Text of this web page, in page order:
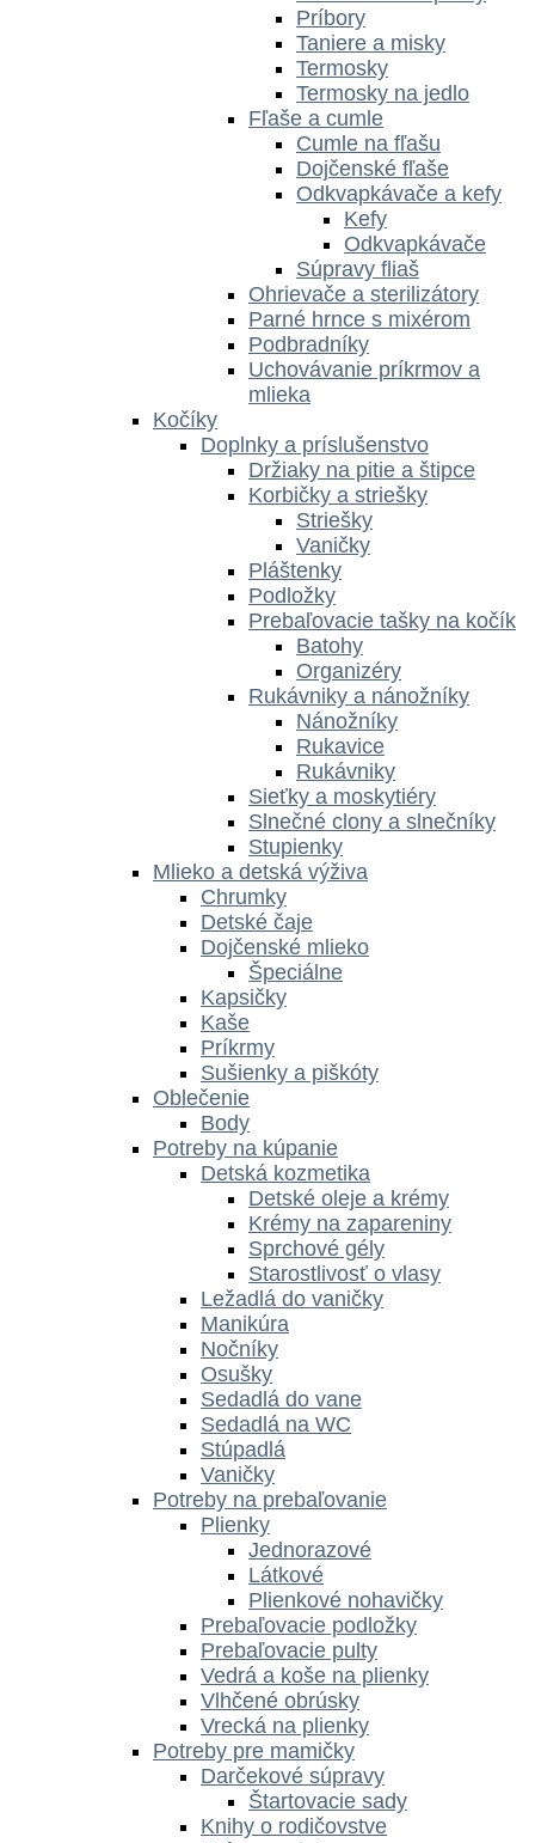
Príbory
Taniere a misky
Termosky
Termosky na jedlo
Fľaše a cumle
Cumle na fľašu
Dojčenské fľaše
Odkvapkávače a kefy
Kefy
Odkvapkávače
Súpravy fliaš
Ohrievače a sterilizátory
Parné hrnce s mixérom
Podbradníky
Uchovávanie príkrmov a
mlieka
Kočíky
Doplnky a príslušenstvo
Držiaky na pitie a štipce
Korbičky a striešky
Striešky
Vaničky
Pláštenky
Podložky
Prebaľovacie tašky na kočík
Batohy
Organizéry
Rukávniky a nánožníky
Nánožníky
Rukavice
Rukávniky
Sieťky a moskytiéry
Slnečné clony a slnečníky
Stupienky
Mlieko a detská výživa
Chrumky
Detské čaje
Dojčenské mlieko
Špeciálne
Kapsičky
Kaše
Príkrmy
Sušienky a piškóty
Oblečenie
Body
Potreby na kúpanie
Detská kozmetika
Detské oleje a krémy
Krémy na zapareniny
Sprchové gély
Starostlivosť o vlasy
Ležadlá do vaničky
Manikúra
Nočníky
Osušky
Sedadlá do vane
Sedadlá na WC
Stúpadlá
Vaničky
Potreby na prebaľovanie
Plienky
Jednorazové
Látkové
Plienkové nohavičky
Prebaľovacie podložky
Prebaľovacie pulty
Vedrá a koše na plienky
Vlhčené obrúsky
Vrecká na plienky
Potreby pre mamičky
Darčekové súpravy
Štartovacie sady
Knihy o rodičovstve